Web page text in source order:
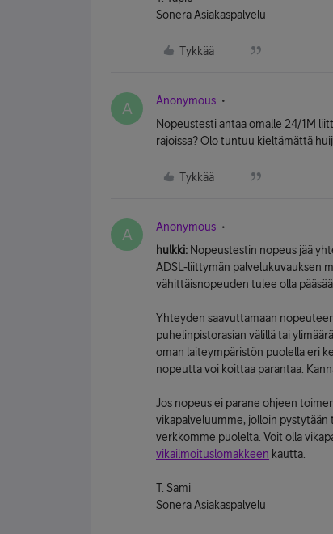
Sonera Asiakaspalvelu
Tykkää
A Anonymous
Nopeustesti antaa omalle 24/1M
rajoissa? Olo tuntuu kieltämättä
Tykkää
A Anonymous
hulkki: Nopeustestin nopeus jää
ADSL-liittymän palvelukuvauksen
vähittäisnopeuden tulee olla
Yhteyden saavuttamaan
puhelinpistorasian välillä tai
oman laiteympäristön puolella eri
nopeutta voi koittaa parantaa.
Jos nopeus ei parane ohjeen
vikapalveluumme, jolloin
verkkomme puolelta. Voit olla
vikailmoituslomakkeen kautta.
T. Sami
Sonera Asiakaspalvelu